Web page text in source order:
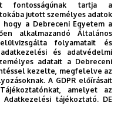
fontosságúnak tartja a
jutott személyes adatok
a Debreceni Egyetem a
alkalmazandó Általános
folyamatait és
és adatvédelmi
adatait a Debreceni
kezelte, megfelelve az
A GDPR előírásait
amelyet az
Adatkezelési tájékoztató. DE
napon reggeli) nem áll
gondoskodjon, és a
éjszakán a felnőtt
esetén a megfelelő
lehetősége biztosított